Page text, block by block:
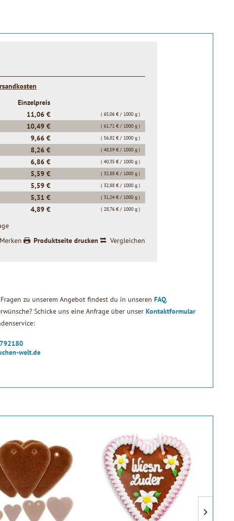
Einzelpreis
11,06 € ( 65,06 € / 1000 g )
10,49 € ( 61,71 € / 1000 g )
9,66 € ( 56,82 € / 1000 g )
8,26 € ( 48,59 € / 1000 g )
6,86 € ( 40,35 € / 1000 g )
5,59 € ( 32,88 € / 1000 g )
5,59 € ( 32,88 € / 1000 g )
5,31 € ( 31,24 € / 1000 g )
4,89 € ( 28,76 € / 1000 g )
Merken Produktseite drucken Vergleichen
zu unserem Angebot findest du in unseren FAQ.
Schicke uns eine Anfrage über unser Kontaktformular
welt.de